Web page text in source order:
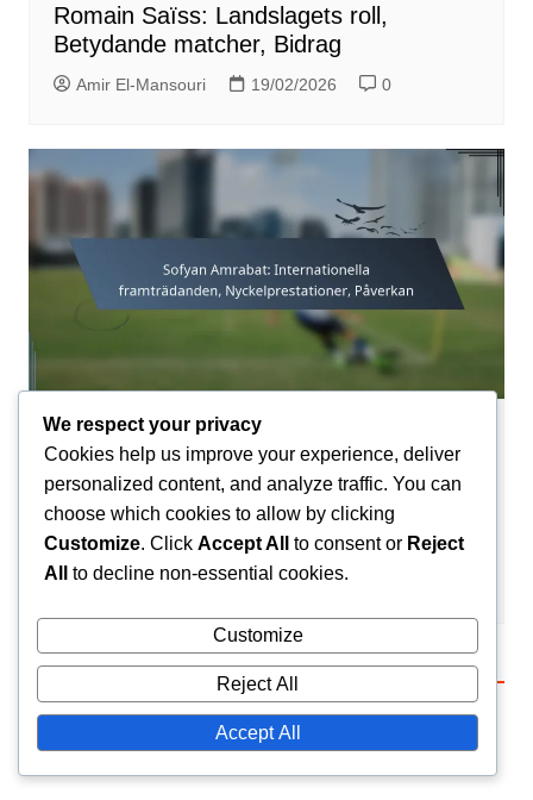
Romain Saïss: Landslagets roll,
Betydande matcher, Bidrag
Amir El-Mansouri 19/02/2026 0
Internationella prestationer
Sofyan Amrabat: Internationella
framträdanden, Nyckelprestationer,
Påverkan
Amir El-Mansouri 19/02/2026
Your email address will not be published.
We respect your privacy
Cookies help us improve your experience, deliver
personalized content, and analyze traffic. You can
choose which cookies to allow by clicking
Customize. Click Accept All to consent or Reject
All
to decline non-essential cookies.
Customize
Reject All
Accept All